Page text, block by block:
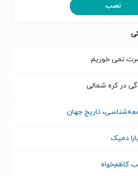
نصب
نمی خوریم
در کره شمالی
، تاریخ جهان
دمیک
کاظم‌خواه